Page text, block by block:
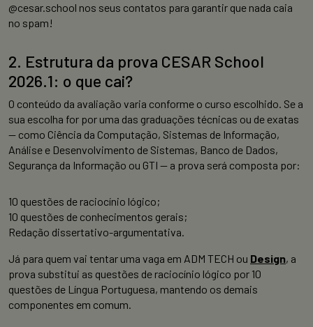
@cesar.school nos seus contatos para garantir que nada caia
no spam!
2. Estrutura da prova CESAR School
2026.1: o que cai?
O conteúdo da avaliação varia conforme o curso escolhido. Se a
sua escolha for por uma das graduações técnicas ou de exatas
— como Ciência da Computação, Sistemas de Informação,
Análise e Desenvolvimento de Sistemas, Banco de Dados,
Segurança da Informação ou GTI — a prova será composta por:
10 questões de raciocínio lógico;
10 questões de conhecimentos gerais;
Redação dissertativo-argumentativa.
Já para quem vai tentar uma vaga em ADM TECH ou Design, a
prova substitui as questões de raciocínio lógico por 10
questões de Língua Portuguesa, mantendo os demais
componentes em comum.